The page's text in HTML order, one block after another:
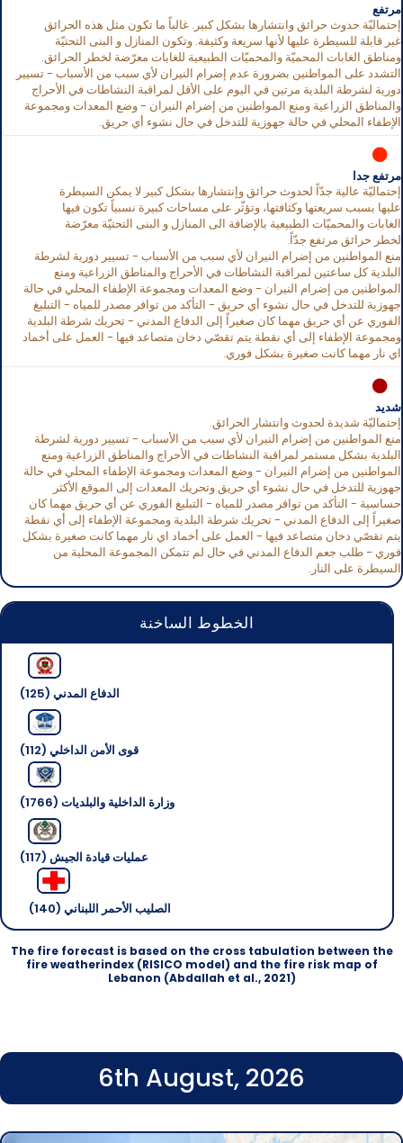
مرتفع
إحتماليّة حدوث حرائق وانتشارها بشكل كبير. غالباً ما تكون مثل هذه الحرائق
غير قابلة للسيطرة عليها لأنها سريعة وكثيفة. وتكون المنازل و البنى التحتيّة
ومناطق الغابات المحميّة والمحميّات الطبيعية للغابات معرّضة لخطر الحرائق.
التشدد على المواطنين بضرورة عدم إضرام النيران لأي سبب من الأسباب - تسيير
دورية لشرطة البلدية مرتين في اليوم على الأقل لمراقبة النشاطات في الأحراج
والمناطق الزراعية ومنع المواطنين من إضرام النيران - وضع المعدات ومجموعة
الإطفاء المحلي في حالة جهوزية للتدخل في حال نشوء أي حريق.
مرتفع جدا
إحتماليّة عالية جدّاً لحدوث حرائق وإنتشارها بشكل كبير لا يمكن السيطرة
عليها بسبب سريعتها وكثافتها، وتؤثّر على مساحات كبيرة نسبياً تكون فيها
الغابات والمحميّات الطبيعية بالإضافة الى المنازل و البنى التحتيّة معرّضة
لخطر حرائق مرتفع جدّاً.
منع المواطنين من إضرام النيران لأي سبب من الأسباب - تسيير دورية لشرطة
البلدية كل ساعتين لمراقبة النشاطات في الأحراج والمناطق الزراعية ومنع
المواطنين من إضرام النيران - وضع المعدات ومجموعة الإطفاء المحلي في حالة
جهوزية للتدخل في حال نشوء أي حريق - التأكد من توافر مصدر للمياه - التبليغ
الفوري عن أي حريق مهما كان صغيراً إلى الدفاع المدني - تحريك شرطة البلدية
ومجموعة الإطفاء إلى أي نقطة يتم تقصّي دخان متصاعد فيها - العمل على أخماد
اي نار مهما كانت صغيرة بشكل فوري.
شديد
إحتماليّة شديدة لحدوث وانتشار الحرائق.
منع المواطنين من إضرام النيران لأي سبب من الأسباب - تسيير دورية لشرطة
البلدية بشكل مستمر لمراقبة النشاطات في الأحراج والمناطق الزراعية ومنع
المواطنين من إضرام النيران - وضع المعدات ومجموعة الإطفاء المحلي في حالة
جهوزية للتدخل في حال نشوء أي حريق وتحريك المعدات إلى الموقع الأكثر
حساسية - التأكد من توافر مصدر للمياه - التبليغ الفوري عن أي حريق مهما كان
صغيراً إلى الدفاع المدني - تحريك شرطة البلدية ومجموعة الإطفاء إلى أي نقطة
يتم تقصّي دخان متصاعد فيها - العمل على أخماد اي نار مهما كانت صغيرة بشكل
فوري - طلب جعم الدفاع المدني في حال لم تتمكن المجموعة المحلية من
السيطرة على النار.
الخطوط الساخنة
الدفاع المدني (125)
قوى الأمن الداخلي (112)
وزارة الداخلية والبلديات (1766)
عمليات قيادة الجيش (117)
الصليب الأحمر اللبناني (140)
The fire forecast is based on the cross tabulation between the
fire weatherindex (RISICO model) and the fire risk map of
Lebanon (Abdallah et al., 2021)
6th August, 2026